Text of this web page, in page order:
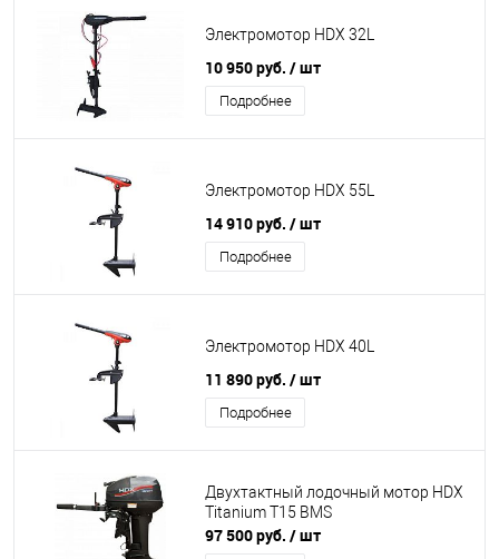
Электромотор HDX 32L
10 950 руб. / шт
Подробнее
Электромотор HDX 55L
14 910 руб. / шт
Подробнее
Электромотор HDX 40L
11 890 руб. / шт
Подробнее
Двухтактный лодочный мотор HDX
Titanium T15 BMS
97 500 руб. / шт